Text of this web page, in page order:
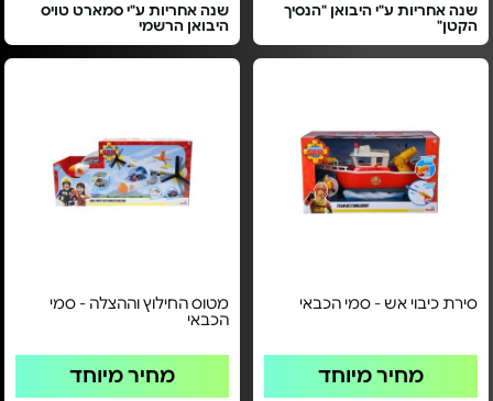
שנה אחריות ע"י היבואן "הנסיך
הקטן"
שנה אחריות ע"י סמארט טויס
היבואן הרשמי
סירת כיבוי אש - סמי הכבאי
מחיר מיוחד
מטוס החילוץ וההצלה - סמי
הכבאי
מחיר מיוחד